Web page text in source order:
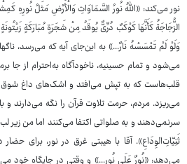
نور می‌کند: «اللَّهُ نُورُ السَّمَاوَاتِ وَالْأَرْضِ مَثَلُ نُورِهِ
الزُّجَاجَةُ کَأَنَّهَا کَوْکَبٌ دُرِّیٌّ یُوقَدُ مِنْ شَجَرَةٍ مُبَارَکَةٍ
وَلَوْ لَمْ تَمْسَسْهُ نَارٌ...» به این‌جای آیه که می‌رسد،
می‌شود و تمام حسینیه، ناخودآگاه به‌احترام از
قلب‌هاست که به تپش می‌افتد و اشک‌های داغ شوق
می‌ریزد. مردم، حرمت تلاوت قرآن را نگه می‌دارند و
سرنمی‌دهند و به صلواتی اکتفا می‌کنند اما من زیر
ثَنِیّاتِ‌الوِدَاعِ». آقا با هیبتی غرق در نور، برای